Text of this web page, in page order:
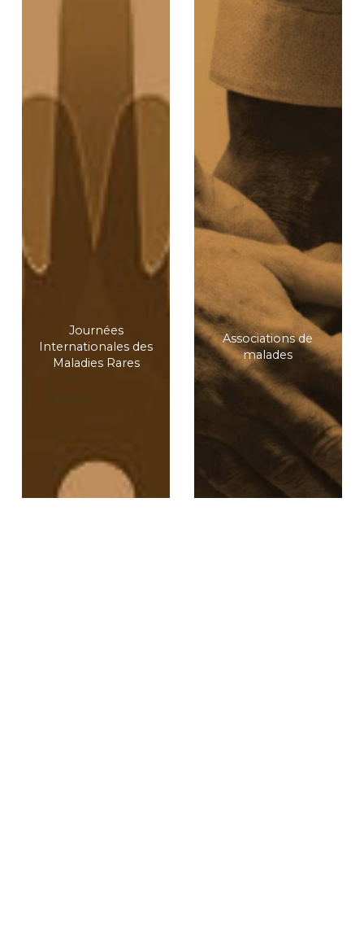
Journées
Internationales des
Maladies Rares
Associations de
malades